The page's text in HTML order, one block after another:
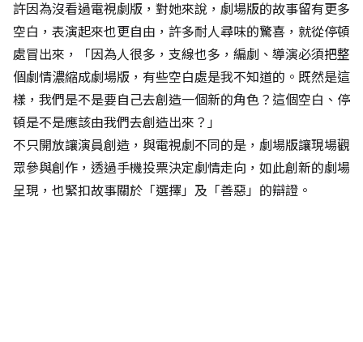
許因為沒看過電視劇版，對她來說，劇場版的故事留有更多
空白，表演起來也更自由，許多耐人尋味的驚喜，就從停頓
處冒出來，「因為人很多，支線也多，編劇、導演必須把整
個劇情濃縮成劇場版，有些空白處是我不知道的。既然是這
樣，我們是不是要自己去創造一個新的角色？這個空白、停
頓是不是應該由我們去創造出來？」
不只開放讓演員創造，與電視劇不同的是，劇場版讓現場觀
眾參與創作，透過手機投票決定劇情走向，如此創新的劇場
呈現，也緊扣故事關於「選擇」及「善惡」的辯證。